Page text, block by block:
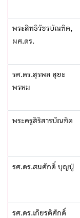
พระสิทธิวัชรบัณฑิต,
ผศ.ดร.
รศ.ดร.สุรพล สุยะ
พรหม
พระครูสิริสารบัณฑิต
รศ.ดร.สมศักดิ์ บุญปู่
รศ.ดร.เกียรติศักดิ์